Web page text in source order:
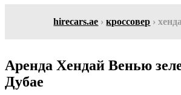
hirecars.ae ›кроссовер ›
Аренда Хендай Венью
Дубае